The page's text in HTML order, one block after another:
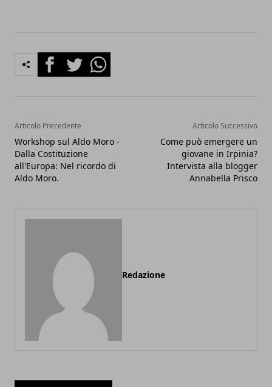
FacebookTwitterWhatsapp
Articolo Precedente
Workshop sul Aldo Moro -
Dalla Costituzione
all'Europa: Nel ricordo di
Aldo Moro.
Articolo Successivo
Come può emergere un
giovane in Irpinia?
Intervista alla blogger
Annabella Prisco
Redazione